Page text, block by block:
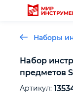
Отделочный
Наборы
Набор
предметов
Артикул: